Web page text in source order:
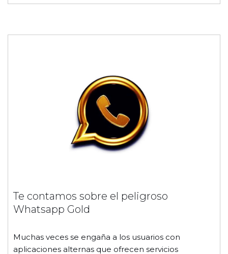
Te contamos sobre el peligroso
Whatsapp Gold
Muchas veces se engaña a los usuarios con
aplicaciones alternas que ofrecen servicios